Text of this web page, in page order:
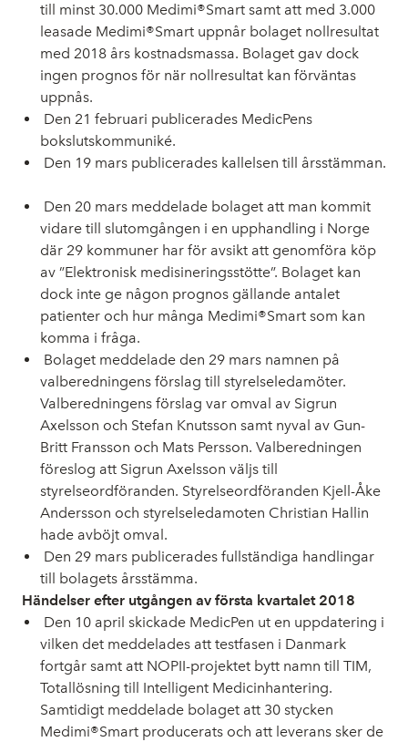
till minst 30.000 Medimi®Smart samt att med 3.000
leasade Medimi®Smart uppnår bolaget nollresultat
med 2018 års kostnadsmassa. Bolaget gav dock
ingen prognos för när nollresultat kan förväntas
uppnås.
Den 21 februari publicerades MedicPens
bokslutskommuniké.
Den 19 mars publicerades kallelsen till årsstämman.
Den 20 mars meddelade bolaget att man kommit
vidare till slutomgången i en upphandling i Norge
där 29 kommuner har för avsikt att genomföra köp
av ”Elektronisk medisineringsstötte”. Bolaget kan
dock inte ge någon prognos gällande antalet
patienter och hur många Medimi®Smart som kan
komma i fråga.
Bolaget meddelade den 29 mars namnen på
valberedningens förslag till styrelseledamöter.
Valberedningens förslag var omval av Sigrun
Axelsson och Stefan Knutsson samt nyval av Gun-
Britt Fransson och Mats Persson. Valberedningen
föreslog att Sigrun Axelsson väljs till
styrelseordföranden. Styrelseordföranden Kjell-Åke
Andersson och styrelseledamoten Christian Hallin
hade avböjt omval.
Den 29 mars publicerades fullständiga handlingar
till bolagets årsstämma.
Händelser efter utgången av första kvartalet 2018
Den 10 april skickade MedicPen ut en uppdatering i
vilken det meddelades att testfasen i Danmark
fortgår samt att NOPII-projektet bytt namn till TIM,
Totallösning till Intelligent Medicinhantering.
Samtidigt meddelade bolaget att 30 stycken
Medimi®Smart producerats och att leverans sker de